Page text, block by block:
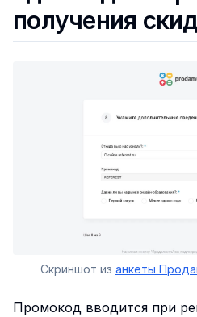
получения
Скриншот из анкеты
Промокод вводится при